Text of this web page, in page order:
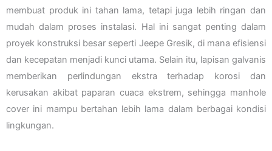
membuat produk ini tahan lama, tetapi juga lebih ringan dan
mudah dalam proses instalasi. Hal ini sangat penting dalam
proyek konstruksi besar seperti Jeepe Gresik, di mana efisiensi
dan kecepatan menjadi kunci utama. Selain itu, lapisan galvanis
memberikan perlindungan ekstra terhadap korosi dan
kerusakan akibat paparan cuaca ekstrem, sehingga manhole
cover ini mampu bertahan lebih lama dalam berbagai kondisi
lingkungan.